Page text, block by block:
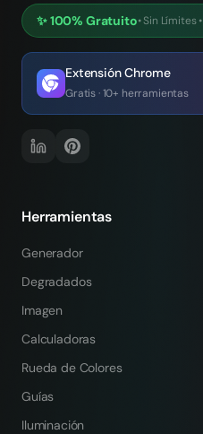
✨100% Gratuito•Sin Límites•
Extensión Chrome
Gratis · 10+ herramientas
Herramientas
Generador
Degradados
Imagen
Calculadoras
Rueda de Colores
Guías
Iluminación